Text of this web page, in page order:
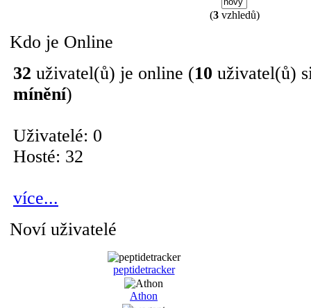
(3vzhledů)
Kdo je Online
32 uživatel(ů) je online (10 uživatel(ů)
mínění)
Uživatelé: 0
Hosté: 32
více...
Noví uživatelé
peptidetracker
Athon